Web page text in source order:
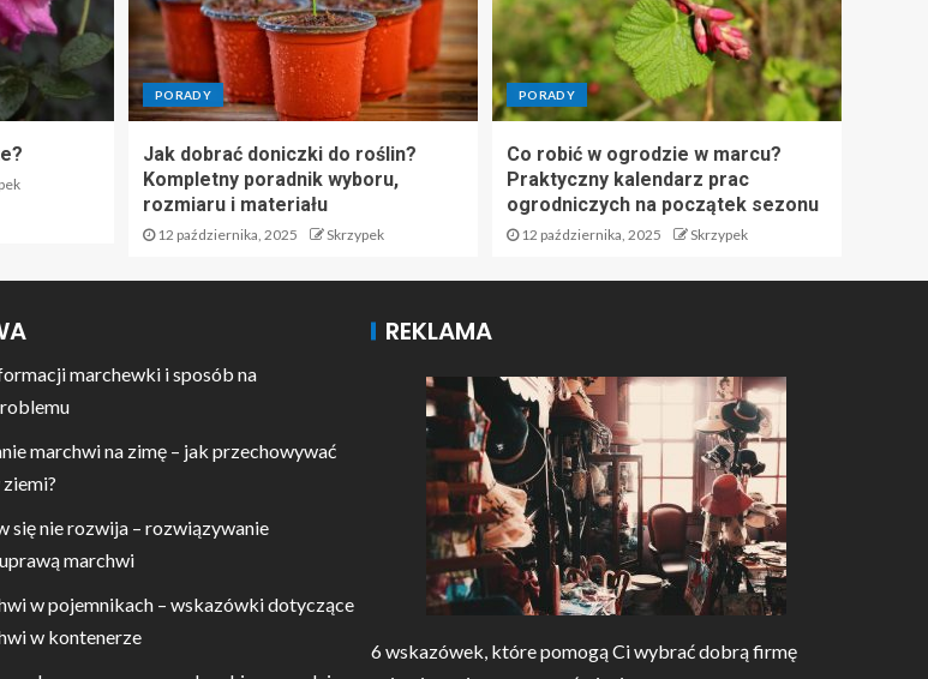
PORADY
Jak dobrać doniczki do roślin?
Kompletny poradnik wyboru,
rozmiaru i materiału
12 października, 2025 Skrzypek
PORADY
Co robić w ogrodzie w marcu?
Praktyczny kalendarz prac
ogrodniczych na początek sezonu
12 października, 2025 Skrzypek
marchewki i sposób na
marchwi na zimę – jak przechowywać
się nie rozwija – rozwiązywanie
marchwi
w pojemnikach – wskazówki dotyczące
w kontenerze
REKLAMA
6 wskazówek, które pomogą Ci wybrać dobrą firmę